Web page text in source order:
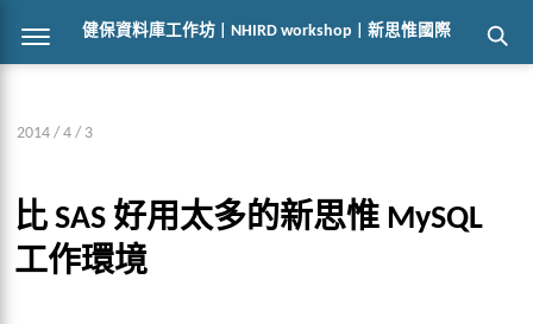
健保資料庫工作坊 | NHIRD workshop | 新思惟國際
2014 / 4 / 3
比 SAS 好用太多的新思惟 MySQL
工作環境